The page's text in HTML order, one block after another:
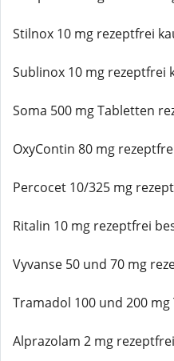
Stilnox 10 mg rezeptfrei
Sublinox 10 mg rezeptfrei
Soma 500 mg Tabletten
OxyContin 80 mg
Percocet 10/325 mg
Ritalin 10 mg rezeptfrei
Vyvanse 50 und 70 mg
Tramadol 100 und 200
Alprazolam 2 mg